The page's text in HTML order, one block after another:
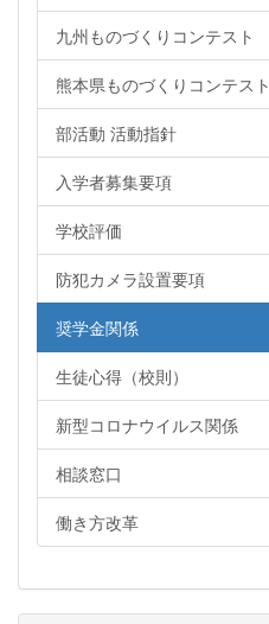
九州ものづくりコンテスト
熊本県ものづくりコンテスト
部活動 活動指針
入学者募集要項
学校評価
防犯カメラ設置要項
奨学金関係
生徒心得（校則）
新型コロナウイルス関係
相談窓口
働き方改革